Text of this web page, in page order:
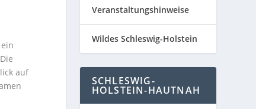
auf
Veranstaltungshinweise
Wildes Schleswig-Holstein
SCHLESWIG-
HOLSTEIN-HAUTNAH